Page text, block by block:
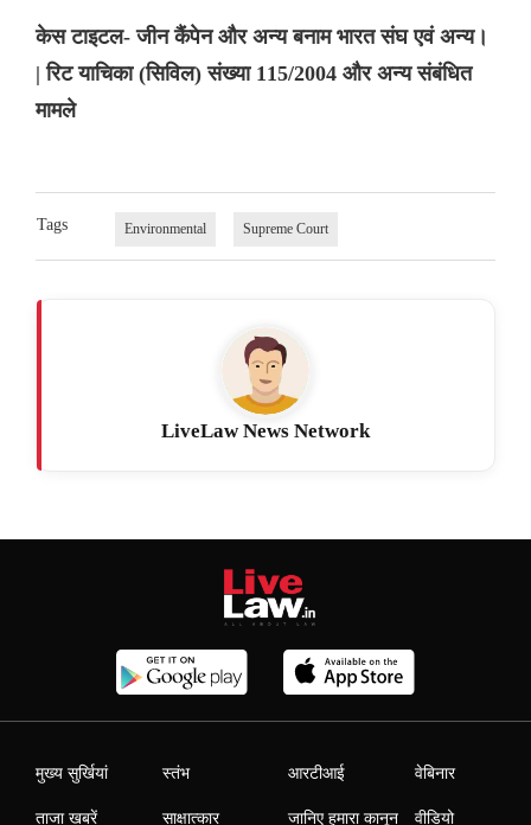
केस टाइटल- जीन कैंपेन और अन्य बनाम भारत संघ एवं अन्य।
| रिट याचिका (सिविल) संख्या 115/2004 और अन्य संबंधित
मामले
Tags Environmental Supreme Court
LiveLaw News Network
मुख्य सुर्खियां
ताजा खबरें
स्तंभ
साक्षात्कार
आरटीआई
जानिए हमारा कानून
वेबिनार
वीडियो